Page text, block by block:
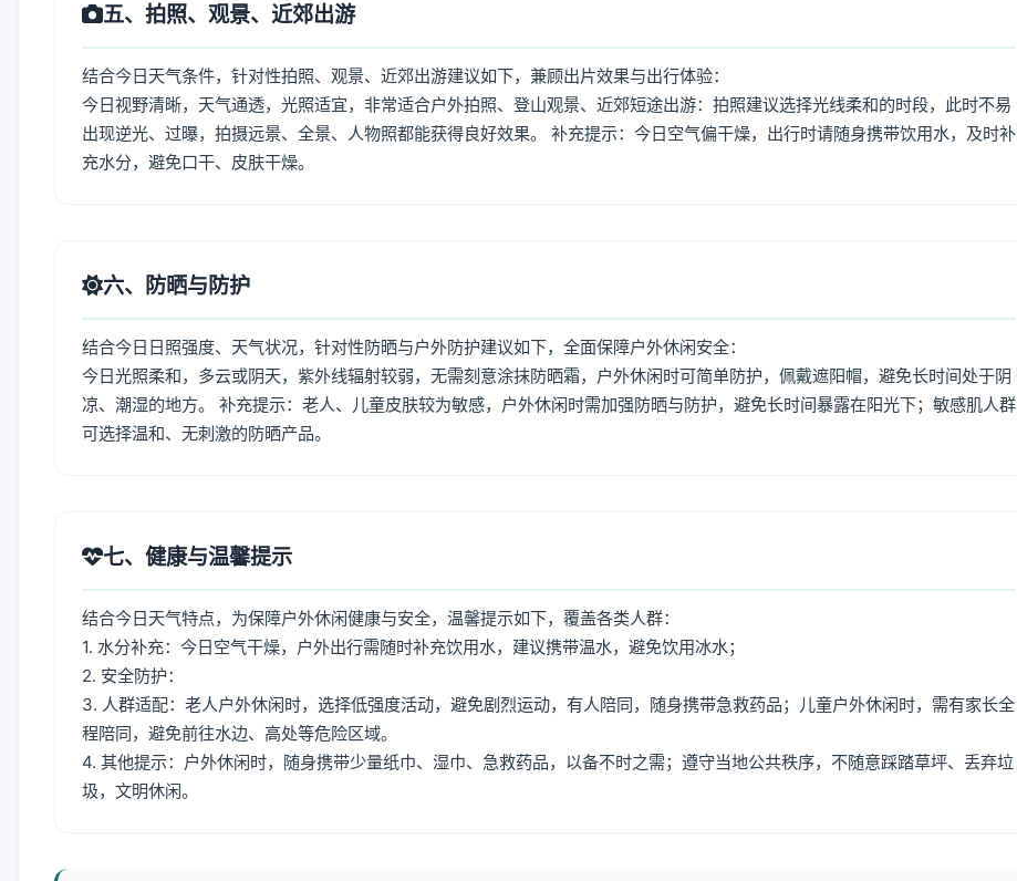
五、拍照、观景、近郊出游
结合今日天气条件，针对性拍照、观景、近郊出游建议如下，兼顾出片效果与出行体验：
今日视野清晰，天气通透，光照适宜，非常适合户外拍照、登山观景、近郊短途出游：拍照建议选择光线柔和的时段，此时不易
出现逆光、过曝，拍摄远景、全景、人物照都能获得良好效果。 补充提示：今日空气偏干燥，出行时请随身携带饮用水，及时补
充水分，避免口干、皮肤干燥。
六、防晒与防护
结合今日日照强度、天气状况，针对性防晒与户外防护建议如下，全面保障户外休闲安全：
今日光照柔和，多云或阴天，紫外线辐射较弱，无需刻意涂抹防晒霜，户外休闲时可简单防护，佩戴遮阳帽，避免长时间处于阴
凉、潮湿的地方。 补充提示：老人、儿童皮肤较为敏感，户外休闲时需加强防晒与防护，避免长时间暴露在阳光下；敏感肌人群
可选择温和、无刺激的防晒产品。
七、健康与温馨提示
结合今日天气特点，为保障户外休闲健康与安全，温馨提示如下，覆盖各类人群：
1. 水分补充：今日空气干燥，户外出行需随时补充饮用水，建议携带温水，避免饮用冰水；
2. 安全防护：
3. 人群适配：老人户外休闲时，选择低强度活动，避免剧烈运动，有人陪同，随身携带急救药品；儿童户外休闲时，需有家长全
程陪同，避免前往水边、高处等危险区域。
4. 其他提示：户外休闲时，随身携带少量纸巾、湿巾、急救药品，以备不时之需；遵守当地公共秩序，不随意踩踏草坪、丢弃垃
圾，文明休闲。